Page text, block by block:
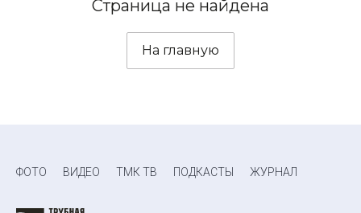
Страница не найдена
На главную
ФОТО ВИДЕО ТМК ТВ ПОДКАСТЫ ЖУРНАЛ